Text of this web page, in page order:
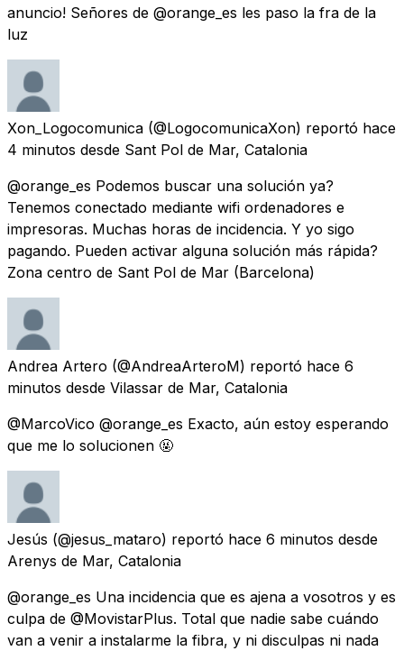
anuncio! Señores de @orange_es les paso la fra de la
luz
Xon_Logocomunica (@LogocomunicaXon) reportó hace
4 minutos desde Sant Pol de Mar, Catalonia
@orange_es Podemos buscar una solución ya?
Tenemos conectado mediante wifi ordenadores e
impresoras. Muchas horas de incidencia. Y yo sigo
pagando. Pueden activar alguna solución más rápida?
Zona centro de Sant Pol de Mar (Barcelona)
Andrea Artero (@AndreaArteroM) reportó hace 6
minutos desde Vilassar de Mar, Catalonia
@MarcoVico @orange_es Exacto, aún estoy esperando
que me lo solucionen 🤬
Jesús (@jesus_mataro) reportó hace 6 minutos desde
Arenys de Mar, Catalonia
@orange_es Una incidencia que es ajena a vosotros y es
culpa de @MovistarPlus. Total que nadie sabe cuándo
van a venir a instalarme la fibra, y ni disculpas ni nada